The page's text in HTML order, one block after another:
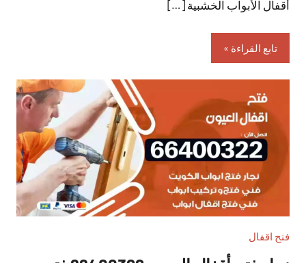
أقفال الأبواب الخشبية […]
تابع القراءة
فتح اقفال